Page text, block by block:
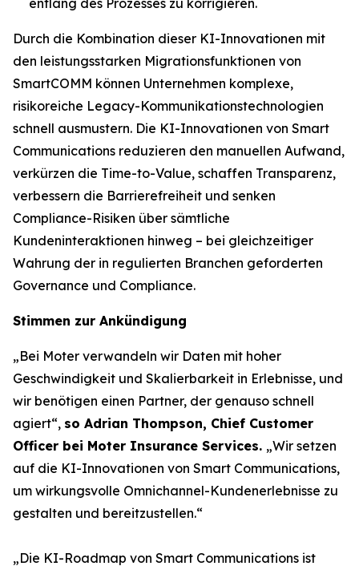
Durch die Kombination dieser KI-Innovationen mit
den leistungsstarken Migrationsfunktionen von
SmartCOMM können Unternehmen komplexe,
risikoreiche Legacy-Kommunikationstechnologien
schnell ausmustern. Die KI-Innovationen von Smart
Communications reduzieren den manuellen Aufwand,
verkürzen die Time-to-Value, schaffen Transparenz,
verbessern die Barrierefreiheit und senken
Compliance-Risiken über sämtliche
Kundeninteraktionen hinweg – bei gleichzeitiger
Wahrung der in regulierten Branchen geforderten
Governance und Compliance.
Stimmen zur Ankündigung
„Bei Moter verwandeln wir Daten mit hoher
Geschwindigkeit und Skalierbarkeit in Erlebnisse, und
wir benötigen einen Partner, der genauso schnell
agiert“, so Adrian Thompson, Chief Customer
Officer bei Moter Insurance Services. „Wir setzen
auf die KI-Innovationen von Smart Communications,
um wirkungsvolle Omnichannel-Kundenerlebnisse zu
gestalten und bereitzustellen.“
„Die KI-Roadmap von Smart Communications ist